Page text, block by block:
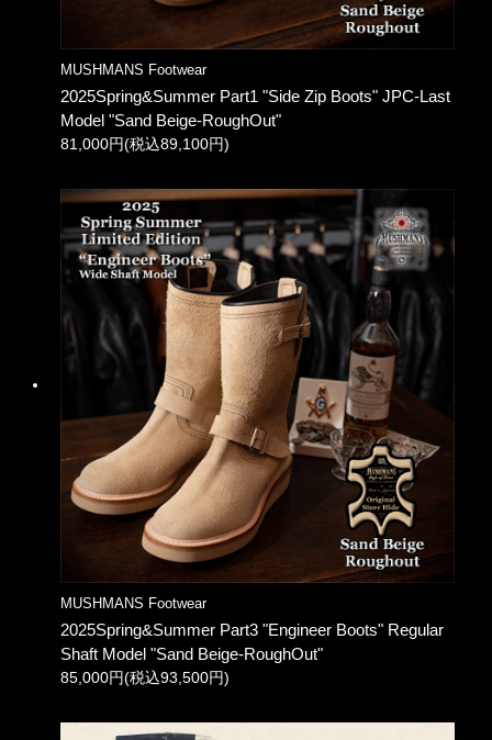
MUSHMANS Footwear
2025Spring&Summer Part1 "Side Zip Boots" JPC-Last
Model "Sand Beige-RoughOut"
81,000円(税込89,100円)
MUSHMANS Footwear
2025Spring&Summer Part3 "Engineer Boots" Regular
Shaft Model "Sand Beige-RoughOut"
85,000円(税込93,500円)